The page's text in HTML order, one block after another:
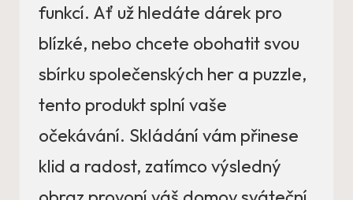
funkcí. Ať už hledáte dárek pro
blízké, nebo chcete obohatit svou
sbírku společenských her a puzzle,
tento produkt splní vaše
očekávání. Skládání vám přinese
klid a radost, zatímco výsledný